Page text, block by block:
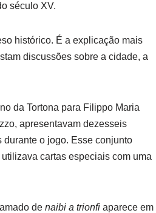
século XV.
histórico. É a explicação mais
discussões sobre a cidade, a
da Tortona para Filippo Maria
apresentavam dezesseis
o jogo. Esse conjunto
cartas especiais com uma
de naibi a trionfiaparece em